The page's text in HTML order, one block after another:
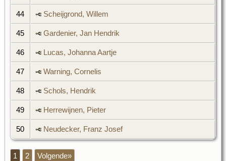
44 Scheijgrond, Willem
45 Gardenier, Jan Hendrik
46 Lucas, Johanna Aartje
47 Warning, Cornelis
48 Schols, Hendrik
49 Herrewijnen, Pieter
50 Neudecker, Franz Josef
1 2 Volgende»